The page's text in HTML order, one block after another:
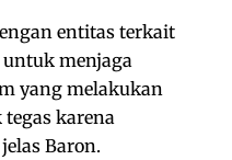
entitas terkait
menjaga
yang melakukan
karena
Baron.